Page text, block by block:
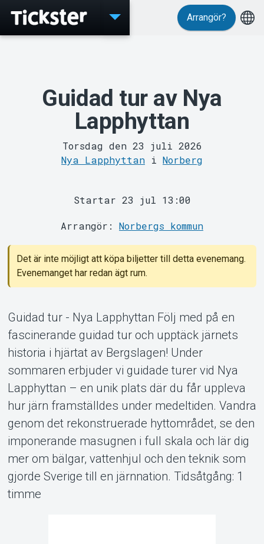
MyTickster
Support
Om Tickster
Arrangör?
Guidad tur av Nya
Lapphyttan
Torsdag den 23 juli 2026
Nya Lapphyttan i Norberg
Startar 23 jul 13:00
Arrangör: Norbergs kommun
Det är inte möjligt att köpa biljetter till detta evenemang.
Evenemanget har redan ägt rum.
Guidad tur - Nya Lapphyttan Följ med på en
fascinerande guidad tur och upptäck järnets
historia i hjärtat av Bergslagen! Under
sommaren erbjuder vi guidade turer vid Nya
Lapphyttan – en unik plats där du får uppleva
hur järn framställdes under medeltiden. Vandra
genom det rekonstruerade hyttområdet, se den
imponerande masugnen i full skala och lär dig
mer om bälgar, vattenhjul och den teknik som
gjorde Sverige till en järnnation. Tidsåtgång: 1
timme